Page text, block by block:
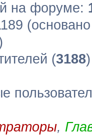
на форуме:
(3188
,